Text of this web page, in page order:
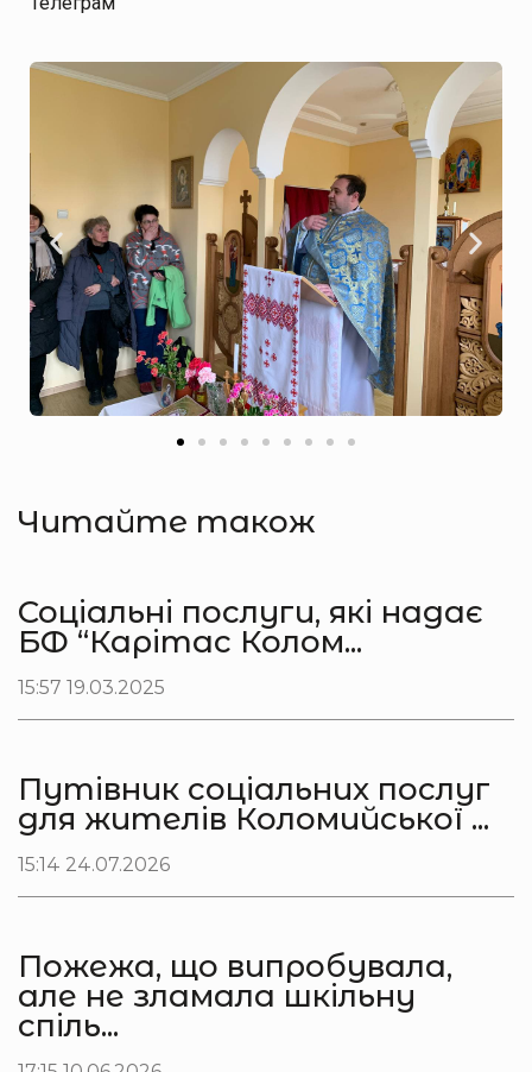
Читайте також
Соціальні послуги, які надає
БФ “Карітас Колом...
15:57 19.03.2025
Путівник соціальних послуг
для жителів Коломийської ...
15:14 24.07.2026
Пожежа, що випробувала,
але не зламала шкільну
спіль...